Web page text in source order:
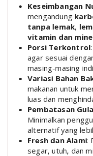
Keseimbangan
mengandung
tanpa lemak,
vitamin dan
Porsi Terkontrol
agar sesuai
masing-masing
Variasi Bahan
makanan untuk
luas dan
Pembatasan
Minimalkan
alternatif yang
Fresh dan Alami:
segar, utuh, dan